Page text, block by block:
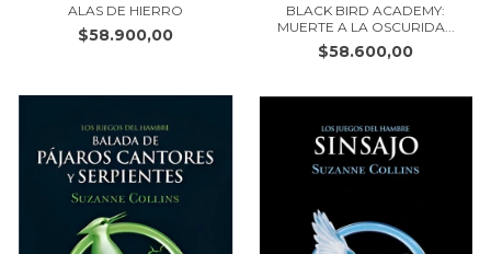
ALAS DE HIERRO
$58.900,00
BLACK BIRD ACADEMY:
MUERTE A LA OSCURIDA...
$58.600,00